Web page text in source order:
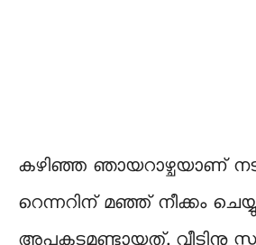
കഴിഞ്ഞ ഞായറാഴ്ചയാണ്
റെന്നറിന് മഞ്ഞ് നീക്കം
അപകടമുണ്ടായത്. വീടിനു